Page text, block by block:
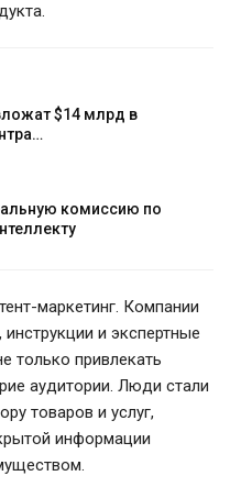
$14 млрд в
комиссию по
маркетинг. Компании
и экспертные
только привлекать
аудитории. Люди стали
товаров и услуг,
информации